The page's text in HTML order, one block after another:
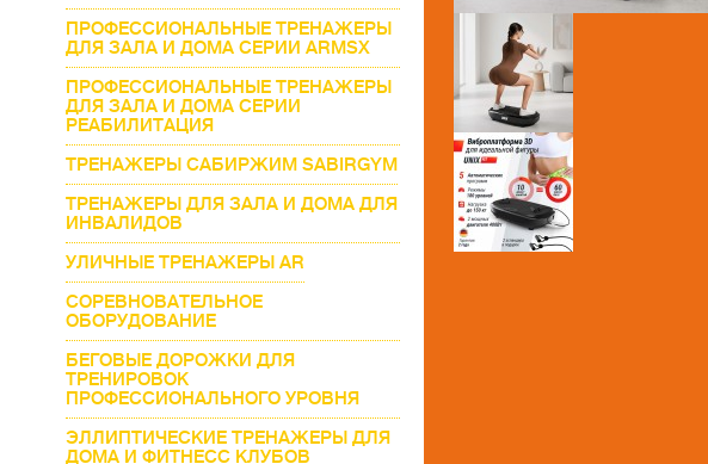
ПРОФЕССИОНАЛЬНЫЕ ТРЕНАЖЕРЫ
ДЛЯ ЗАЛА И ДОМА СЕРИИ ARMSX
ПРОФЕССИОНАЛЬНЫЕ ТРЕНАЖЕРЫ
ДЛЯ ЗАЛА И ДОМА СЕРИИ
РЕАБИЛИТАЦИЯ
ТРЕНАЖЕРЫ САБИРЖИМ SABIRGYM
ТРЕНАЖЕРЫ ДЛЯ ЗАЛА И ДОМА ДЛЯ
ИНВАЛИДОВ
УЛИЧНЫЕ ТРЕНАЖЕРЫ AR
СОРЕВНОВАТЕЛЬНОЕ
ОБОРУДОВАНИЕ
БЕГОВЫЕ ДОРОЖКИ ДЛЯ
ТРЕНИРОВОК
ПРОФЕССИОНАЛЬНОГО УРОВНЯ
ЭЛЛИПТИЧЕСКИЕ ТРЕНАЖЕРЫ ДЛЯ
ДОМА И ФИТНЕСС КЛУБОВ